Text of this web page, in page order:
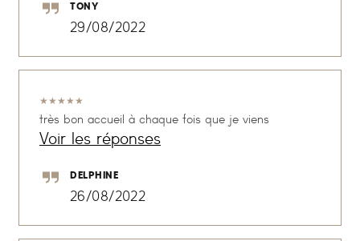
TONY
29/08/2022
★★★★★
très bon accueil à chaque fois que je viens
Voir les réponses
DELPHINE
26/08/2022